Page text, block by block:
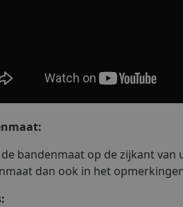
bandenmaat op de zijkant
dan ook in het